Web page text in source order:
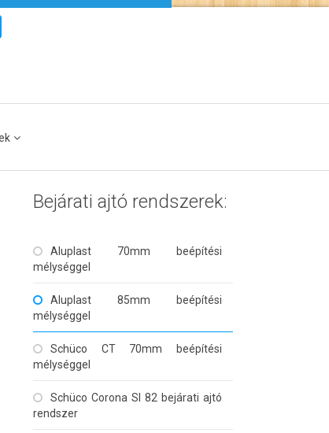
Bejárati ajtó rendszerek:
Aluplast 70mm beépítési
mélységgel
Aluplast 85mm beépítési
mélységgel
Schüco CT 70mm beépítési
mélységgel
Schüco Corona SI 82 bejárati ajtó
rendszer